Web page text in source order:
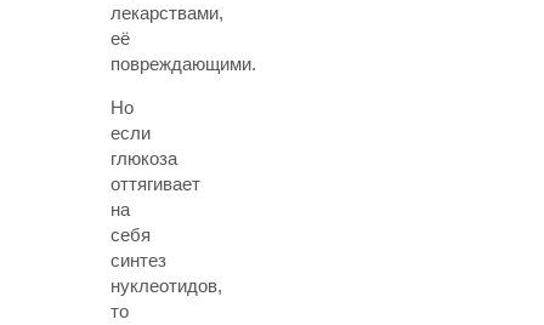
лекарствами,
её
повреждающими.
Но
если
глюкоза
оттягивает
на
себя
синтез
нуклеотидов,
то